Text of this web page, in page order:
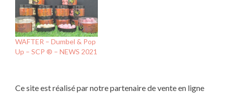
WAFTER – Dumbel & Pop
Up – SCP ® – NEWS 2021
Ce site est réalisé par notre partenaire de vente en ligne